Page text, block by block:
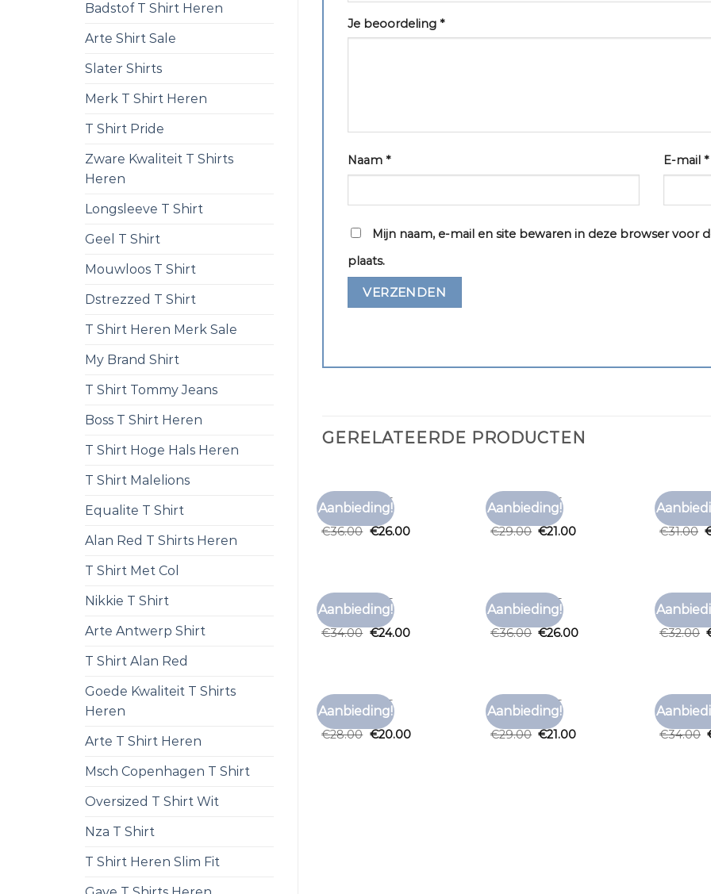
Badstof T Shirt Heren
Arte Shirt Sale
Slater Shirts
Merk T Shirt Heren
T Shirt Pride
Zware Kwaliteit T Shirts
Heren
Longsleeve T Shirt
Geel T Shirt
Mouwloos T Shirt
Dstrezzed T Shirt
T Shirt Heren Merk Sale
My Brand Shirt
T Shirt Tommy Jeans
Boss T Shirt Heren
T Shirt Hoge Hals Heren
T Shirt Malelions
Equalite T Shirt
Alan Red T Shirts Heren
T Shirt Met Col
Nikkie T Shirt
Arte Antwerp Shirt
T Shirt Alan Red
Goede Kwaliteit T Shirts
Heren
Arte T Shirt Heren
Msch Copenhagen T Shirt
Oversized T Shirt Wit
Nza T Shirt
T Shirt Heren Slim Fit
Je beoordeling *
Naam * E-mail*
Mijn naam, e-mail en site bewaren in deze browser voor
plaats.
GERELATEERDE PRODUCTEN
Aanbieding!
BRUIN T SHIRT
bruin t shirt
€36.00 €26.00
Aanbieding!
BRUIN T SHIRT
bruin t shirt
€29.00 €21.00
BRUIN T
bruin t
€31.00
Aanbieding!
BRUIN T SHIRT
bruin t shirt
€34.00 €24.00
Aanbieding!
BRUIN T SHIRT
bruin t shirt
€36.00 €26.00
BRUIN T
bruin t
€32.00
Aanbieding!
BRUIN T SHIRT
bruin t shirt
€28.00 €20.00
Aanbieding!
BRUIN T SHIRT
bruin t shirt
€29.00 €21.00
BRUIN T
bruin t
€34.00